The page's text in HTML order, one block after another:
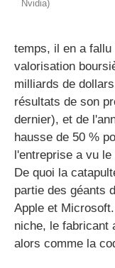
Nvidia)
temps, il en a fallu
valorisation
milliards de
résultats de son
dernier), et de
hausse de 50 %
l'entreprise a vu
De quoi la
partie des géants
Apple et
niche, le fabricant
alors comme la